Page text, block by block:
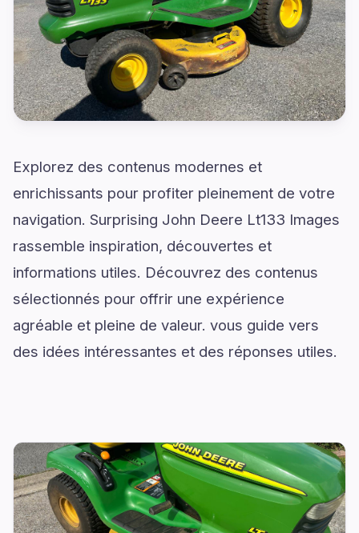
Explorez des contenus modernes et
enrichissants pour profiter pleinement de votre
navigation. Surprising John Deere Lt133 Images
rassemble inspiration, découvertes et
informations utiles. Découvrez des contenus
sélectionnés pour offrir une expérience
agréable et pleine de valeur. vous guide vers
des idées intéressantes et des réponses utiles.